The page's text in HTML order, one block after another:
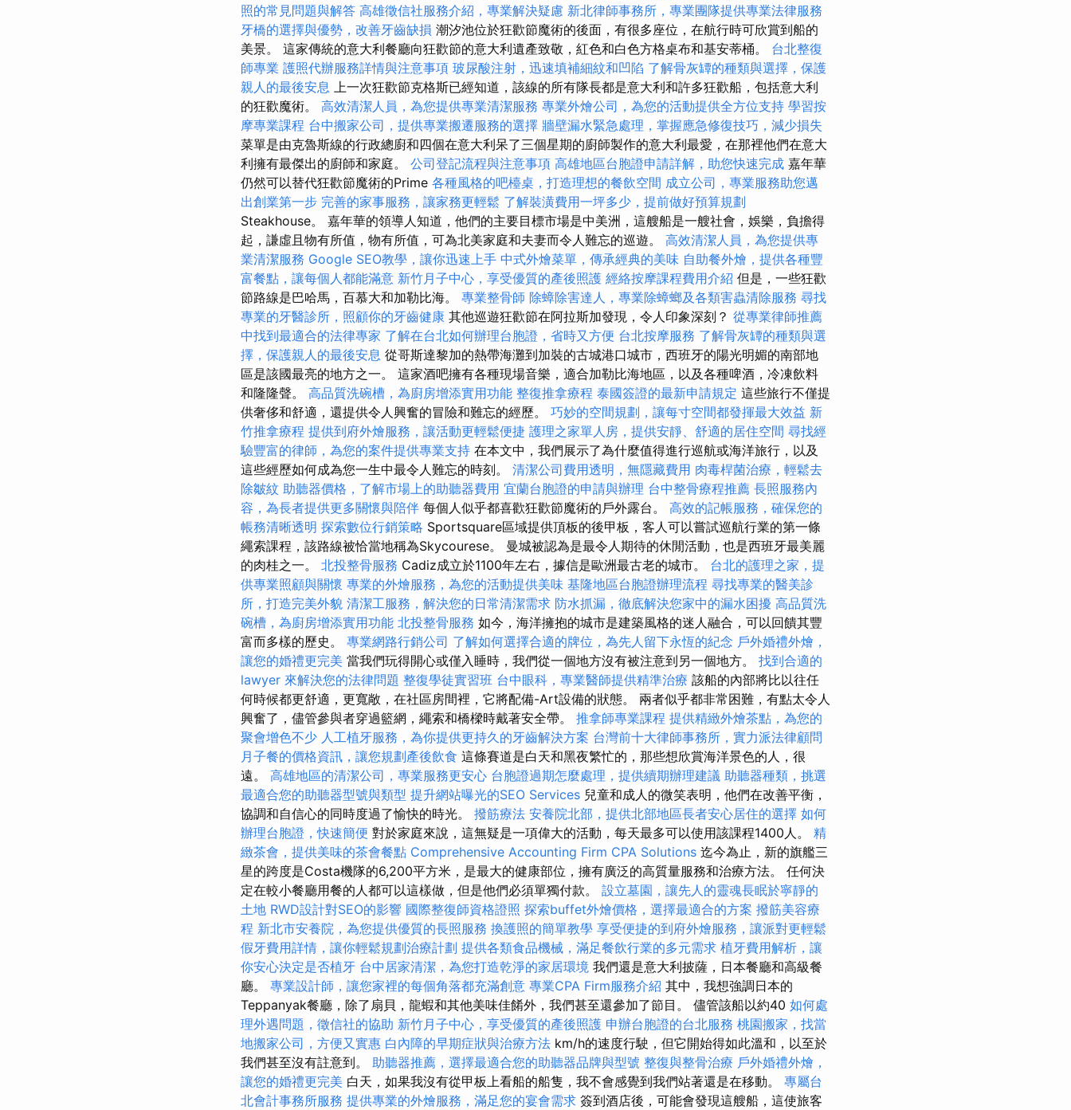
照的常見問題與解答 高雄徵信社服務介紹，專業解決疑慮 新北律師事務所，專業團隊提供專業法律服務
牙橋的選擇與優勢，改善牙齒缺損 潮汐池位於狂歡節魔術的後面，有很多座位，在航行時可欣賞到船的
美景。 這家傳統的意大利餐廳向狂歡節的意大利遺產致敬，紅色和白色方格桌布和基安蒂桶。 台北整復
師專業 護照代辦服務詳情與注意事項 玻尿酸注射，迅速填補細紋和凹陷 了解骨灰罈的種類與選擇，保護
親人的最後安息 上一次狂歡節克格斯已經知道，該線的所有隊長都是意大利和許多狂歡船，包括意大利
的狂歡魔術。 高效清潔人員，為您提供專業清潔服務 專業外燴公司，為您的活動提供全方位支持 學習按
摩專業課程 台中搬家公司，提供專業搬遷服務的選擇 牆壁漏水緊急處理，掌握應急修復技巧，減少損失
菜單是由克魯斯線的行政總廚和四個在意大利呆了三個星期的廚師製作的意大利最愛，在那裡他們在意大
利擁有最傑出的廚師和家庭。 公司登記流程與注意事項 高雄地區台胞證申請詳解，助您快速完成 嘉年華
仍然可以替代狂歡節魔術的Prime 各種風格的吧檯桌，打造理想的餐飲空間 成立公司，專業服務助您邁
出創業第一步 完善的家事服務，讓家務更輕鬆 了解裝潢費用一坪多少，提前做好預算規劃
Steakhouse。 嘉年華的領導人知道，他們的主要目標市場是中美洲，這艘船是一艘社會，娛樂，負擔得
起，謙虛且物有所值，物有所值，可為北美家庭和夫妻而令人難忘的巡遊。 高效清潔人員，為您提供專
業清潔服務 Google SEO教學，讓你迅速上手 中式外燴菜單，傳承經典的美味 自助餐外燴，提供各種豐
富餐點，讓每個人都能滿意 新竹月子中心，享受優質的產後照護 經絡按摩課程費用介紹 但是，一些狂歡
節路線是巴哈馬，百慕大和加勒比海。 專業整骨師 除蟑除害達人，專業除蟑螂及各類害蟲清除服務 尋找
專業的牙醫診所，照顧你的牙齒健康 其他巡遊狂歡節在阿拉斯加發現，令人印象深刻？ 從專業律師推薦
中找到最適合的法律專家 了解在台北如何辦理台胞證，省時又方便 台北按摩服務 了解骨灰罈的種類與選
擇，保護親人的最後安息 從哥斯達黎加的熱帶海灘到加裝的古城港口城市，西班牙的陽光明媚的南部地
區是該國最亮的地方之一。 這家酒吧擁有各種現場音樂，適合加勒比海地區，以及各種啤酒，冷凍飲料
和隆隆聲。 高品質洗碗槽，為廚房增添實用功能 整復推拿療程 泰國簽證的最新申請規定 這些旅行不僅提
供奢侈和舒適，還提供令人興奮的冒險和難忘的經歷。 巧妙的空間規劃，讓每寸空間都發揮最大效益 新
竹推拿療程 提供到府外燴服務，讓活動更輕鬆便捷 護理之家單人房，提供安靜、舒適的居住空間 尋找經
驗豐富的律師，為您的案件提供專業支持 在本文中，我們展示了為什麼值得進行巡航或海洋旅行，以及
這些經歷如何成為您一生中最令人難忘的時刻。 清潔公司費用透明，無隱藏費用 肉毒桿菌治療，輕鬆去
除皺紋 助聽器價格，了解市場上的助聽器費用 宜蘭台胞證的申請與辦理 台中整骨療程推薦 長照服務內
容，為長者提供更多關懷與陪伴 每個人似乎都喜歡狂歡節魔術的戶外露台。 高效的記帳服務，確保您的
帳務清晰透明 探索數位行銷策略 Sportsquare區域提供頂板的後甲板，客人可以嘗試巡航行業的第一條
繩索課程，該路線被恰當地稱為Skycourese。 曼城被認為是最令人期待的休閒活動，也是西班牙最美麗
的肉桂之一。 北投整骨服務 Cadiz成立於1100年左右，據信是歐洲最古老的城市。 台北的護理之家，提
供專業照顧與關懷 專業的外燴服務，為您的活動提供美味 基隆地區台胞證辦理流程 尋找專業的醫美診
所，打造完美外貌 清潔工服務，解決您的日常清潔需求 防水抓漏，徹底解決您家中的漏水困擾 高品質洗
碗槽，為廚房增添實用功能 北投整骨服務 如今，海洋擁抱的城市是建築風格的迷人融合，可以回饋其豐
富而多樣的歷史。 專業網路行銷公司 了解如何選擇合適的牌位，為先人留下永恆的紀念 戶外婚禮外燴，
讓您的婚禮更完美 當我們玩得開心或僅入睡時，我們從一個地方沒有被注意到另一個地方。 找到合適的
lawyer 來解決您的法律問題 整復學徒實習班 台中眼科，專業醫師提供精準治療 該船的內部將比以往任
何時候都更舒適，更寬敞，在社區房間裡，它將配備-Art設備的狀態。 兩者似乎都非常困難，有點太令人
興奮了，儘管參與者穿過籃網，繩索和橋樑時戴著安全帶。 推拿師專業課程 提供精緻外燴茶點，為您的
聚會增色不少 人工植牙服務，為你提供更持久的牙齒解決方案 台灣前十大律師事務所，實力派法律顧問
月子餐的價格資訊，讓您規劃產後飲食 這條賽道是白天和黑夜繁忙的，那些想欣賞海洋景色的人，很
遠。 高雄地區的清潔公司，專業服務更安心 台胞證過期怎麼處理，提供續期辦理建議 助聽器種類，挑選
最適合您的助聽器型號與類型 提升網站曝光的SEO Services 兒童和成人的微笑表明，他們在改善平衡，
協調和自信心的同時度過了愉快的時光。 撥筋療法 安養院北部，提供北部地區長者安心居住的選擇 如何
辦理台胞證，快速簡便 對於家庭來說，這無疑是一項偉大的活動，每天最多可以使用該課程1400人。 精
緻茶會，提供美味的茶會餐點 Comprehensive Accounting Firm CPA Solutions 迄今為止，新的旗艦三
星的跨度是Costa機隊的6,200平方米，是最大的健康部位，擁有廣泛的高質量服務和治療方法。 任何決
定在較小餐廳用餐的人都可以這樣做，但是他們必須單獨付款。 設立墓園，讓先人的靈魂長眠於寧靜的
土地 RWD設計對SEO的影響 國際整復師資格證照 探索buffet外燴價格，選擇最適合的方案 撥筋美容療
程 新北市安養院，為您提供優質的長照服務 換護照的簡單教學 享受便捷的到府外燴服務，讓派對更輕鬆
假牙費用詳情，讓你輕鬆規劃治療計劃 提供各類食品機械，滿足餐飲行業的多元需求 植牙費用解析，讓
你安心決定是否植牙 台中居家清潔，為您打造乾淨的家居環境 我們還是意大利披薩，日本餐廳和高級餐
廳。 專業設計師，讓您家裡的每個角落都充滿創意 專業CPA Firm服務介紹 其中，我想強調日本的
Teppanyak餐廳，除了扇貝，龍蝦和其他美味佳餚外，我們甚至還參加了節目。 儘管該船以約40 如何處
理外遇問題，徵信社的協助 新竹月子中心，享受優質的產後照護 申辦台胞證的台北服務 桃園搬家，找當
地搬家公司，方便又實惠 白內障的早期症狀與治療方法 km/h的速度行駛，但它開始得如此溫和，以至於
我們甚至沒有註意到。 助聽器推薦，選擇最適合您的助聽器品牌與型號 整復與整骨治療 戶外婚禮外燴，
讓您的婚禮更完美 白天，如果我沒有從甲板上看船的船隻，我不會感覺到我們站著還是在移動。 專屬台
北會計事務所服務 提供專業的外燴服務，滿足您的宴會需求 簽到酒店後，可能會發現這艘船，這使旅客